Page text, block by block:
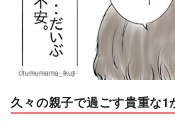
©tumumama_ikuji
久々の親子で過ごす貴重な1